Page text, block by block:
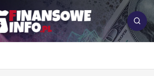
To i owo o rachunkowości, pracy, biznesie i